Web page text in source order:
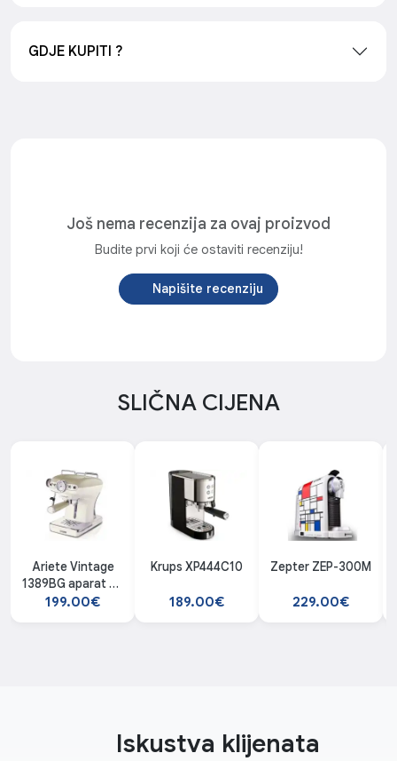
GDJE KUPITI ?
Još nema recenzija za ovaj proizvod
Budite prvi koji će ostaviti recenziju!
Napišite recenziju
SLIČNA CIJENA
Ariete Vintage
1389BG aparat za
espreso
199.00€
Krups XP444C10
189.00€
Zepter ZEP-300M
229.00€
Iskustva klijenata